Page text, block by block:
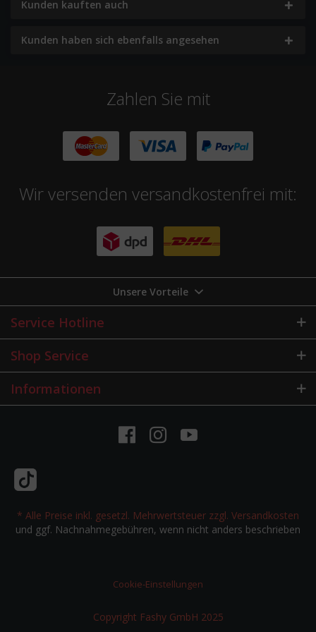
Kunden kauften auch
Kunden haben sich ebenfalls angesehen
Zahlen Sie mit
Wir versenden versandkostenfrei mit:
Unsere Vorteile
Service Hotline
Shop Service
Informationen
* Alle Preise inkl. gesetzl. Mehrwertsteuer zzgl. Versandkosten
und ggf. Nachnahmegebühren, wenn nicht anders beschrieben
Cookie-Einstellungen
Copyright Fashy GmbH 2025